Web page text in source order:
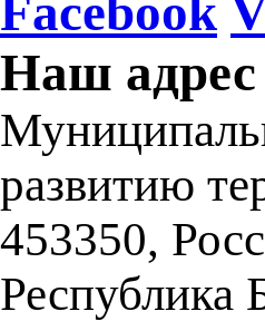
Facebook
Наш адрес
развитию
453350,
Республика